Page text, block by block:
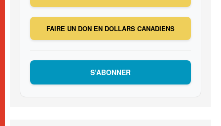
FAIRE UN DON EN DOLLARS CANADIENS
S’ABONNER